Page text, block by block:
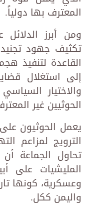
المعترف بها دولياً.
ومن أبرز
تكثيف جهود
القاعدة لتنفيذ
إلى استغلال
والاختيار
الحوثيين غير
يعمل الحوثيون
الترويج لمزاعم
تحاول الجماعة
المليشيات على
وعسكرية، كونها
واليمن ككل.